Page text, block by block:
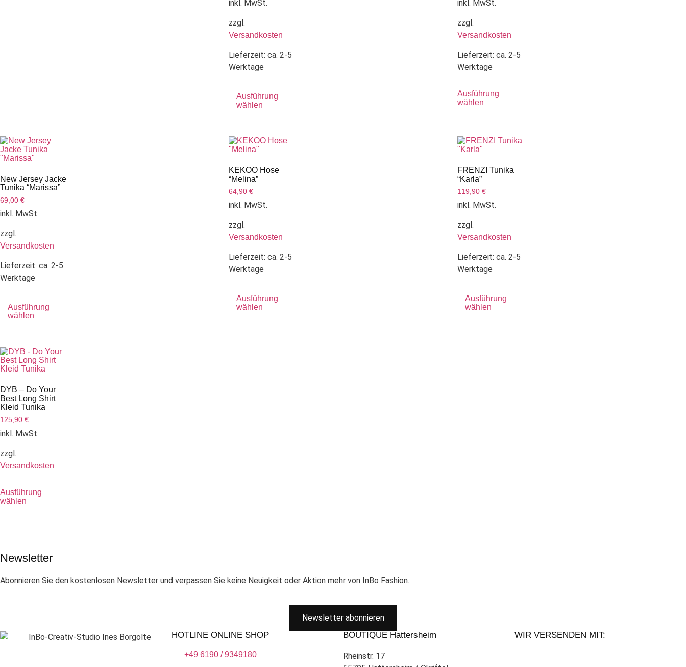
inkl. MwSt.
zzgl.
Versandkosten
Lieferzeit: ca. 2-5
Werktage
Ausführung
wählen
inkl. MwSt.
zzgl.
Versandkosten
Lieferzeit: ca. 2-5
Werktage
Ausführung
wählen
New Jersey Jacke
Tunika “Marissa”
69,00 €
inkl. MwSt.
zzgl.
Versandkosten
Lieferzeit: ca. 2-5
Werktage
Ausführung
wählen
KEKOO Hose
“Melina”
64,90 €
inkl. MwSt.
zzgl.
Versandkosten
Lieferzeit: ca. 2-5
Werktage
Ausführung
wählen
FRENZI Tunika
“Karla”
119,90 €
inkl. MwSt.
zzgl.
Versandkosten
Lieferzeit: ca. 2-5
Werktage
Ausführung
wählen
DYB – Do Your
Best Long Shirt
Kleid Tunika
125,90 €
inkl. MwSt.
zzgl.
Versandkosten
Ausführung
wählen
Newsletter
Abonnieren Sie den kostenlosen Newsletter und verpassen Sie keine Neuigkeit oder Aktion mehr von InBo Fashion.
Newsletter abonnieren
HOTLINE ONLINE SHOP
+49 6190 / 9349180
BOUTIQUE Hattersheim
Rheinstr. 17
WIR VERSENDEN MIT: